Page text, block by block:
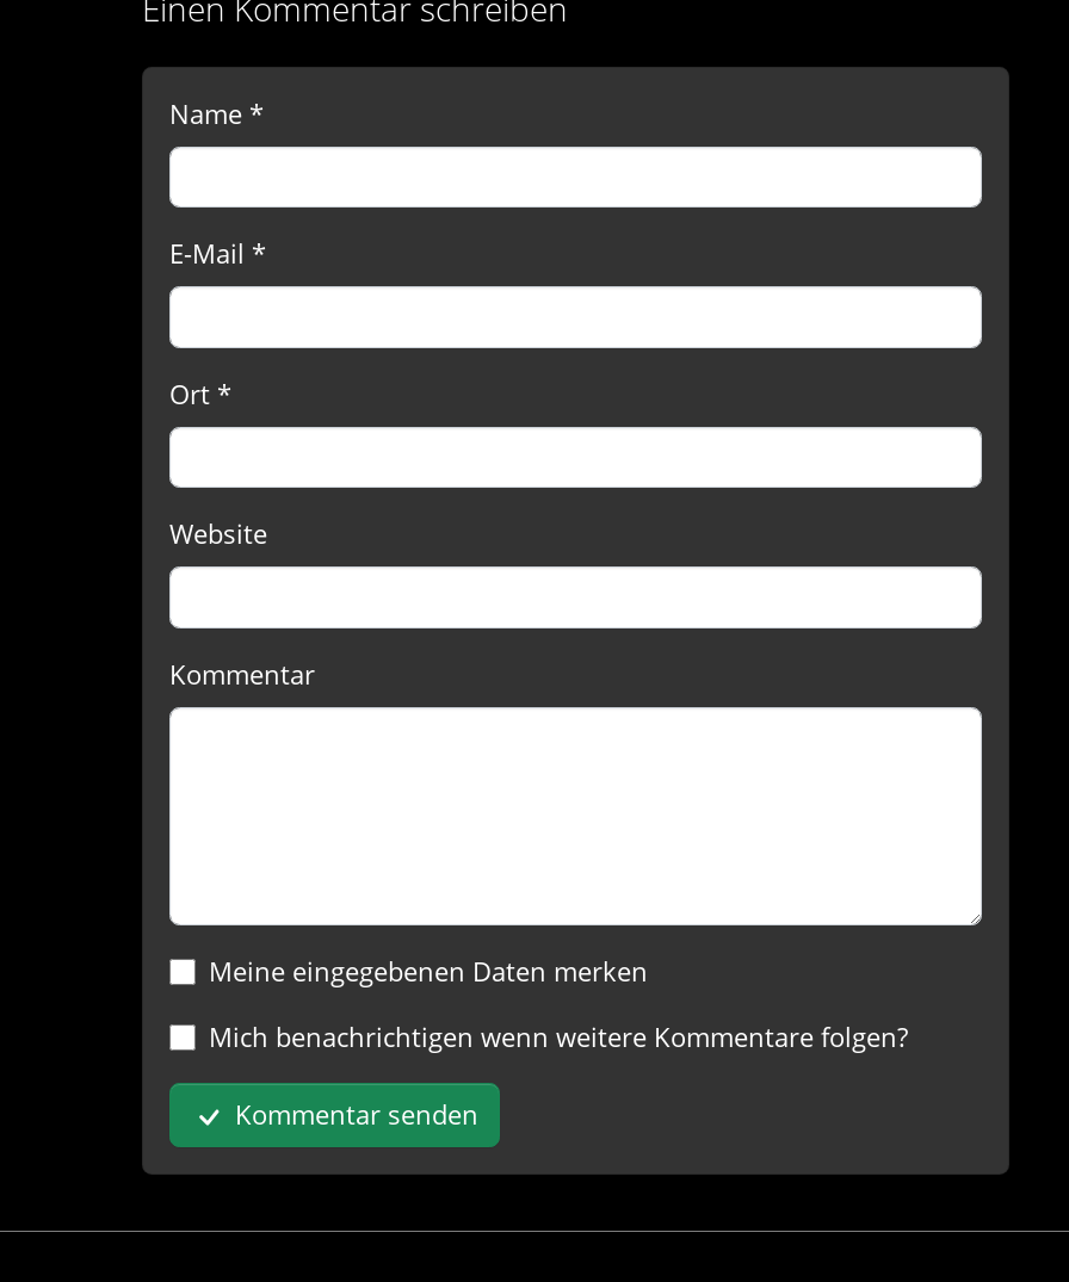
Einen Kommentar schreiben
Name *
E-Mail *
Ort *
Website
Kommentar
Meine eingegebenen Daten merken
Mich benachrichtigen wenn weitere Kommentare folgen?
Kommentar senden